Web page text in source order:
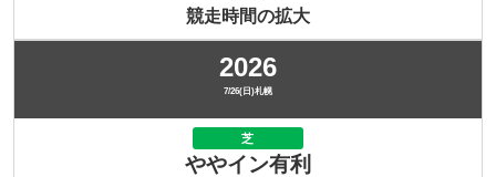
競走時間の拡大
2026
7/26(日)札幌
芝
ややイン有利